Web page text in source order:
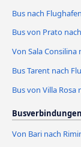
Bus nach
Bus von Prato
Von Sala
Bus Tarent nach
Bus von Villa
Von Bari nach